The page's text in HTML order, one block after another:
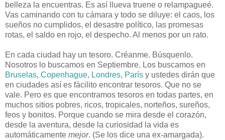
belleza la encuentras. Es así llueva truene o relampagueé.
Vas caminando con tu cámara y todo se diluye: el caos, los
sueños no cumplidos, el desastre político, las promesas
rotas, el saldo en rojo, el despecho. Al menos por un rato.
En cada ciudad hay un tesoro. Créanme. Búsquenlo.
Nosotros lo buscamos en Septiembre. Los buscamos en
Bruselas, Copenhague, Londres, París y ustedes dirán que
en ciudades así es fácilito encontrar tesoros. Que no se
vale. Pero es que encontramos tesoros en todas partes, en
muchos sitios pobres, ricos, tropicales, norteños, sureños,
feos y bonitos. Porque cuando se mira desde el corazón,
desde la aventura, desde la curiosidad la vida es
automáticamente mejor. (Se los dice una ex-amargada).